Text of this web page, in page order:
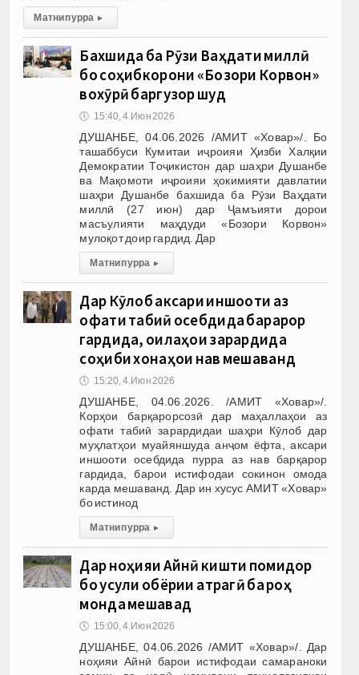
Матни пурра ▸
Бахшида ба Рӯзи Ваҳдати миллӣ
бо соҳибкорони «Бозори Корвон»
вохӯрӣ баргузор шуд
🕔 15:40, 4.Июн 2026
ДУШАНБЕ, 04.06.2026 /АМИТ «Ховар»/. Бо
ташаббуси Кумитаи иҷроияи Ҳизби Халқии
Демократии Тоҷикистон дар шаҳри Душанбе
ва Мақомоти иҷроияи ҳокимияти давлатии
шаҳри Душанбе бахшида ба Рӯзи Ваҳдати
миллӣ (27 июн) дар Ҷамъияти дорои
масъулияти маҳдуди «Бозори Корвон»
мулоқот доир гардид. Дар
Матни пурра ▸
Дар Кӯлоб аксари иншооти аз
офати табиӣ осебдида барқарор
гардида, оилаҳои зарардида
соҳиби хонаҳои нав мешаванд
🕔 15:20, 4.Июн 2026
ДУШАНБЕ, 04.06.2026. /АМИТ «Ховар»/.
Корҳои барқарорсозӣ дар маҳаллаҳои аз
офати табиӣ зарардидаи шаҳри Кӯлоб дар
муҳлатҳои муайяншуда анҷом ёфта, аксари
иншооти осебдида пурра аз нав барқарор
гардида, барои истифодаи сокинон омода
карда мешаванд. Дар ин хусус АМИТ «Ховар»
бо истинод
Матни пурра ▸
Дар ноҳияи Айнӣ кишти помидор
бо усули обёрии қатрагӣ ба роҳ
монда мешавад
🕔 15:00, 4.Июн 2026
ДУШАНБЕ, 04.06.2026 /АМИТ «Ховар»/. Дар
ноҳияи Айнӣ барои истифодаи самараноки